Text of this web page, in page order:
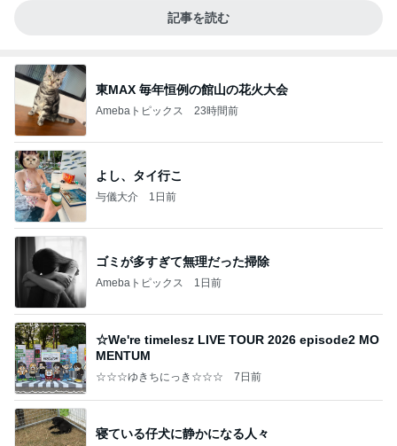
記事を読む
東MAX 毎年恒例の館山の花火大会
Amebaトピックス 23時間前
よし、タイ行こ
与儀大介 1日前
ゴミが多すぎて無理だった掃除
Amebaトピックス 1日前
☆We're timelesz LIVE TOUR 2026 episode2 MO
MENTUM
☆☆☆ゆきちにっき☆☆☆ 7日前
寝ている仔犬に静かになる人々